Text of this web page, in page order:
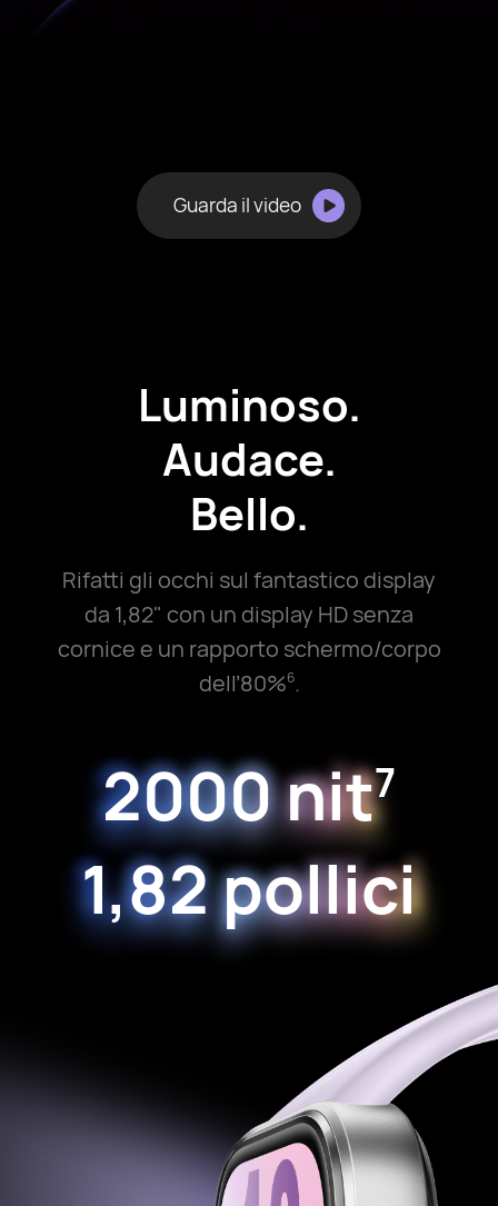
Guarda il video
Luminoso.
Audace.
Bello.
Rifatti gli occhi sul fantastico display
da 1,82" con un display HD senza
cornice e un rapporto schermo/corpo
dell’80%6.
2000 nit7
1,82 pollici